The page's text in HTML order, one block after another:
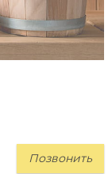
Позвонить